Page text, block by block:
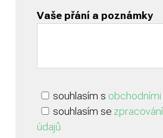
Vaše přání a poznámky
souhlasím s
souhlasím se
údajů